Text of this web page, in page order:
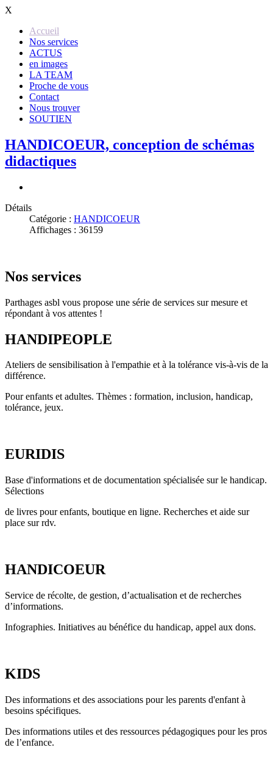
X
Accueil
Nos services
ACTUS
en images
LA TEAM
Proche de vous
Contact
Nous trouver
SOUTIEN
HANDICOEUR, conception de schémas
didactiques
Détails
Catégorie : HANDICOEUR
Affichages : 36159
Nos services
Parthages asbl vous propose une série de services sur mesure et
répondant à vos attentes !
HANDIPEOPLE
Ateliers de sensibilisation à l'empathie et à la tolérance vis-à-vis de la
différence.
Pour enfants et adultes. Thèmes : formation, inclusion, handicap,
tolérance, jeux.
EURIDIS
Base d'informations et de documentation spécialisée sur le handicap.
Sélections
de livres pour enfants, boutique en ligne. Recherches et aide sur
place sur rdv.
HANDICOEUR
Service de récolte, de gestion, d’actualisation et de recherches
d’informations.
Infographies. Initiatives au bénéfice du handicap, appel aux dons.
KIDS
Des informations et des associations pour les parents d'enfant à
besoins spécifiques.
Des informations utiles et des ressources pédagogiques pour les pros
de l’enfance.